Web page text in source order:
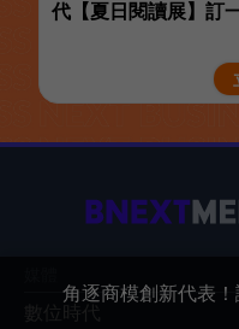
代【夏日閱讀展】訂
角逐商模創新代表